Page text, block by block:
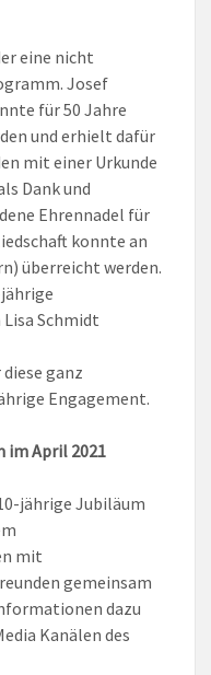
eine nicht
Josef
für 50 Jahre
und erhielt dafür
mit einer Urkunde
Dank und
Ehrennadel für
konnte an
überreicht werden.
Schmidt
ganz
Engagement.
im April 2021
jährige Jubiläum
mit
gemeinsam
dazu
Kanälen des